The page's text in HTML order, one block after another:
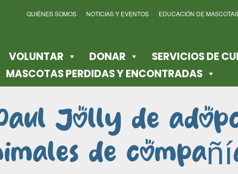
QUIÉNES SOMOS NOTICIAS Y EVENTOS EDUCACIÓN DE MASCOTAS
VOLUNTAR DONAR
SERVICIOS DE
MASCOTAS PERDIDAS Y ENCONTRADAS
Jolly de
de